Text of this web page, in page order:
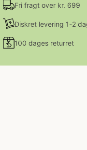
Fri fragt over kr. 699
Diskret levering 1-2
100 dages returret